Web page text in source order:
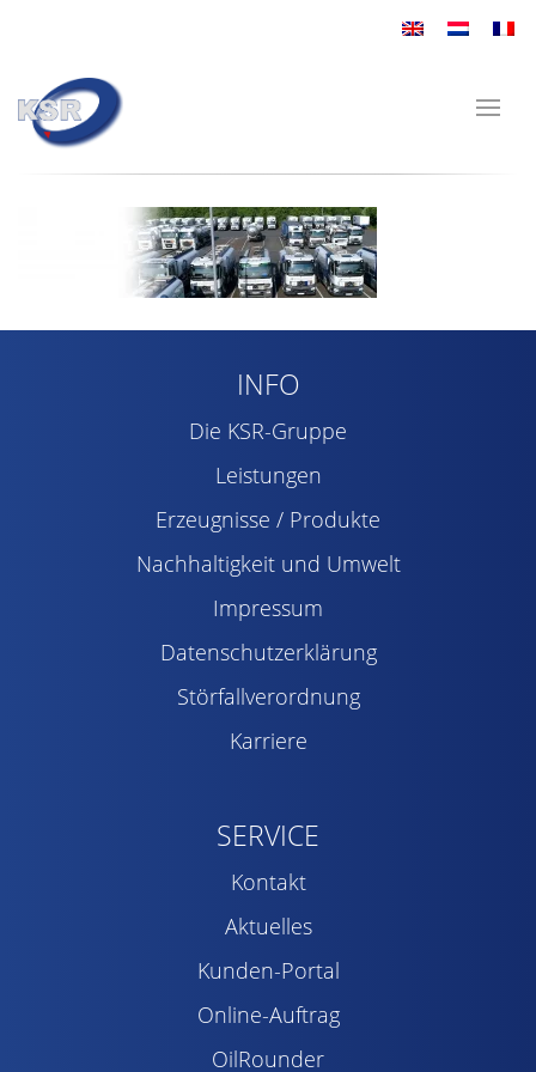
INFO
Die KSR-Gruppe
Leistungen
Erzeugnisse / Produkte
Nachhaltigkeit und Umwelt
Impressum
Datenschutzerklärung
Störfallverordnung
Karriere
SERVICE
Kontakt
Aktuelles
Kunden-Portal
Online-Auftrag
OilRounder